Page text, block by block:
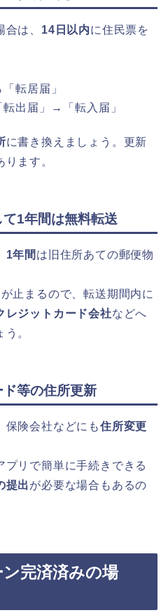
合は、 14日以内に住民票を
転居届」
出届」→「転入届」
に書き換えましょう。更新
ます。
1年間は無料転送
1年間 は旧住所あての郵便物
止まるので、転送期間内に
レジットカード会社などへ
。
等の住所更新
保険会社などにも住所変更
プリで簡単に手続きできる
提出が必要な場合もあるの
完済済みの場